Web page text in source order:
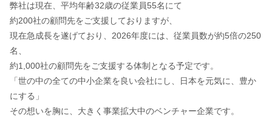
弊社は現在、平均年齢32歳の従業員55名にて
約200社の顧問先をご支援しておりますが、
現在急成長を遂げており、2026年度には、従業員数が約5倍の250
名、
約1,000社の顧問先をご支援する体制となる予定です。
「世の中の全ての中小企業を良い会社にし、日本を元気に、豊か
にする」
その想いを胸に、大きく事業拡大中のベンチャー企業です。